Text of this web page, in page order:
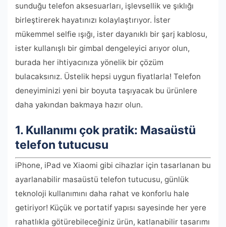
sunduğu telefon aksesuarları, işlevsellik ve şıklığı
birleştirerek hayatınızı kolaylaştırıyor. İster
mükemmel selfie ışığı, ister dayanıklı bir şarj kablosu,
ister kullanışlı bir gimbal dengeleyici arıyor olun,
burada her ihtiyacınıza yönelik bir çözüm
bulacaksınız. Üstelik hepsi uygun fiyatlarla! Telefon
deneyiminizi yeni bir boyuta taşıyacak bu ürünlere
daha yakından bakmaya hazır olun.
1. Kullanımı çok pratik: Masaüstü
telefon tutucusu
iPhone, iPad ve Xiaomi gibi cihazlar için tasarlanan bu
ayarlanabilir masaüstü telefon tutucusu, günlük
teknoloji kullanımını daha rahat ve konforlu hale
getiriyor! Küçük ve portatif yapısı sayesinde her yere
rahatlıkla götürebileceğiniz ürün, katlanabilir tasarımı